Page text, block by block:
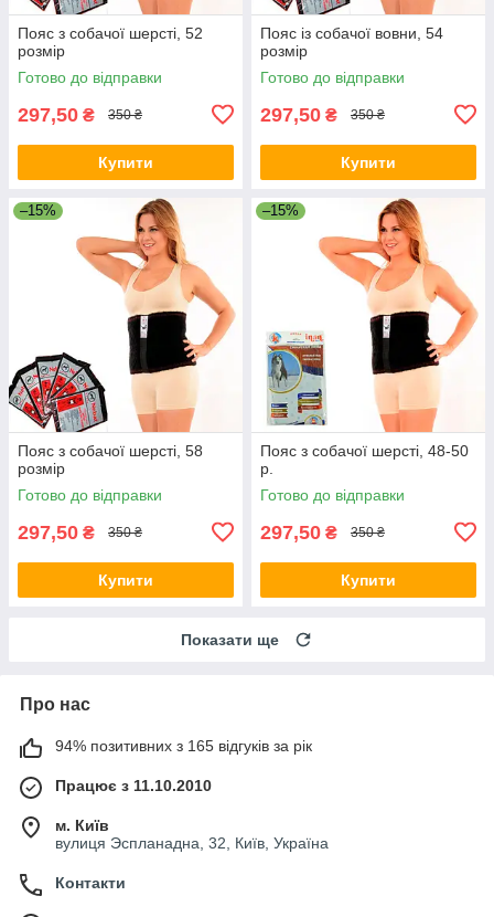
Пояс з собачої шерсті, 52
розмір
Готово до відправки
297,50 ₴ 350 ₴
Купити
Пояс із собачої вовни, 54
розмір
Готово до відправки
297,50 ₴ 350 ₴
Купити
–15%
Пояс з собачої шерсті, 58
розмір
Готово до відправки
297,50 ₴ 350 ₴
Купити
–15%
Пояс з собачої шерсті, 48-50
р.
Готово до відправки
297,50 ₴ 350 ₴
Купити
Показати ще
Про нас
94% позитивних з 165 відгуків за рік
Працює з 11.10.2010
м. Київ
вулиця Эспланадна, 32, Київ, Україна
Контакти